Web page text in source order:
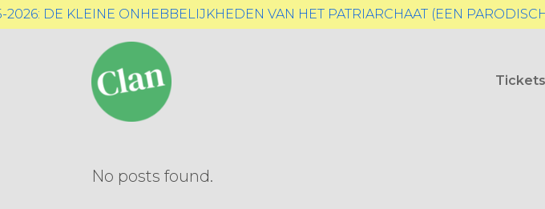
DE KLEINE ONHEBBELIJKHEDEN VAN HET PATRIARCHAAT (EEN
Tickets
No posts found.